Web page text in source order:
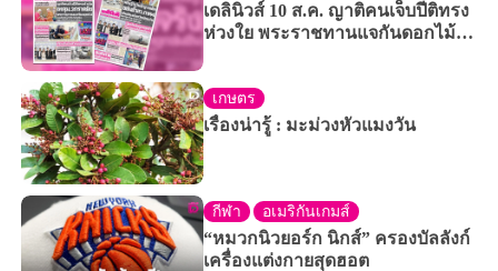
เดลินิวส์ 10 ส.ค. ญาติคนเจ็บปีติทรง
ห่วงใย พระราชทานแจกันดอกไม้
เกษตร
เรื่องน่ารู้ : มะม่วงหัวแมงวัน
กีฬา อเมริกันเกมส์
“หมวกนิวยอร์ก นิกส์” ครองบัลลังก์
เครื่องแต่งกายสุดฮอต